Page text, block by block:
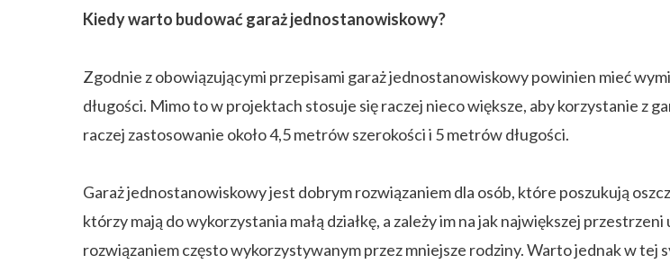
Kiedy warto budować garaż jednostanowiskowy?
Zgodnie z obowiązującymi przepisami garaż jednostanowiskowy powinien mieć
długości. Mimo to w projektach stosuje się raczej nieco większe, aby korzystanie z
raczej zastosowanie około 4,5 metrów szerokości i 5 metrów długości.
Garaż jednostanowiskowy jest dobrym rozwiązaniem dla osób, które poszukują
którzy mają do wykorzystania małą działkę, a zależy im na jak największej
rozwiązaniem często wykorzystywanym przez mniejsze rodziny. Warto jednak w tej